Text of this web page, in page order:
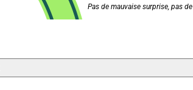
Pas de mauvaise surprise, pas